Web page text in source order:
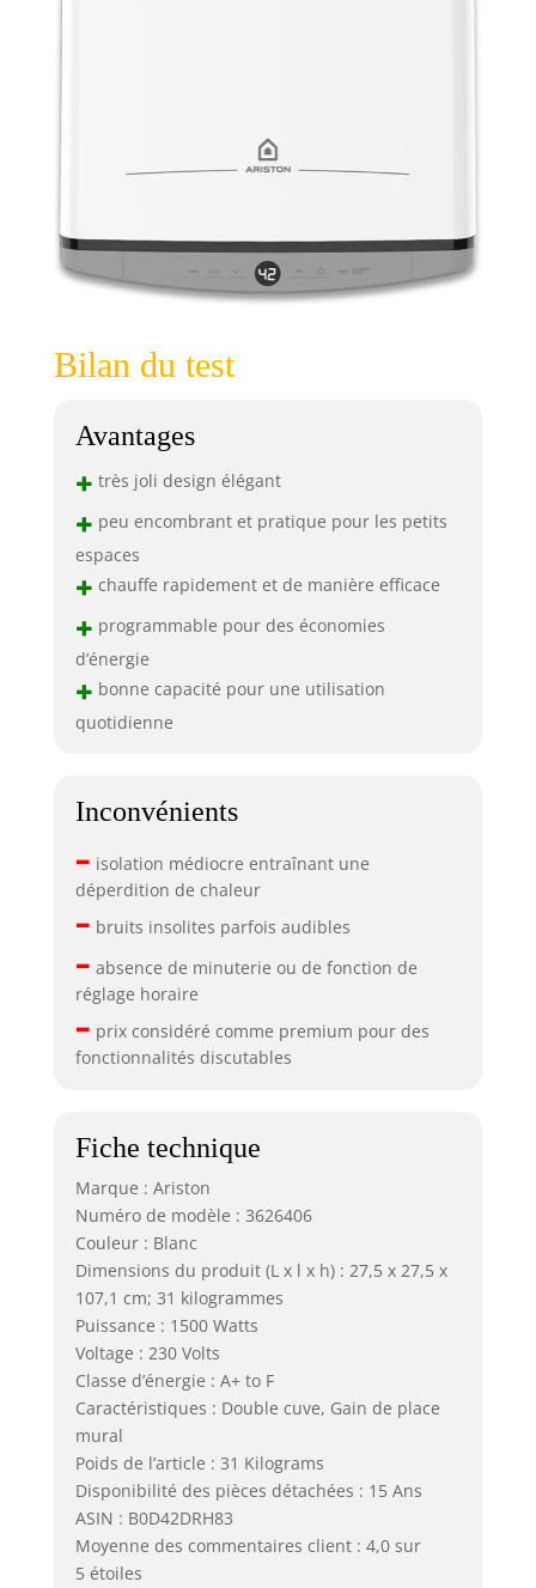
Bilan du test
Avantages
+ très joli design élégant
+ peu encombrant et pratique pour les petits
espaces
+ chauffe rapidement et de manière efficace
+ programmable pour des économies
d’énergie
+ bonne capacité pour une utilisation
quotidienne
Inconvénients
– isolation médiocre entraînant une
déperdition de chaleur
– bruits insolites parfois audibles
– absence de minuterie ou de fonction de
réglage horaire
– prix considéré comme premium pour des
fonctionnalités discutables
Fiche technique
Marque : Ariston
Numéro de modèle : 3626406
Couleur : Blanc
Dimensions du produit (L x l x h) : 27,5 x 27,5 x
107,1 cm; 31 kilogrammes
Puissance : 1500 Watts
Voltage : 230 Volts
Classe d’énergie : A+ to F
Caractéristiques : Double cuve, Gain de place
mural
Poids de l’article : 31 Kilograms
Disponibilité des pièces détachées : 15 Ans
ASIN : B0D42DRH83
Moyenne des commentaires client : 4,0 sur
5 étoiles